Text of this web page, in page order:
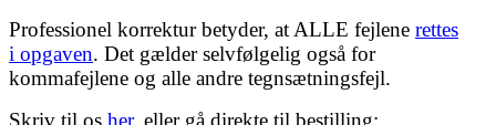
Professionel korrektur betyder, at ALLE fejlene rettes
i opgaven. Det gælder selvfølgelig også for
kommafejlene og alle andre tegnsætningsfejl.
Skriv til os her, eller gå direkte til bestilling: